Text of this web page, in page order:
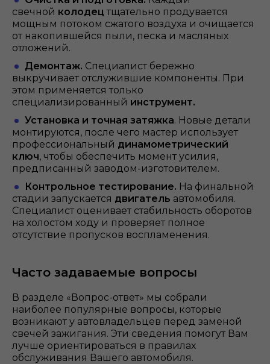
свечной колодец тщательно продувается
мощным потоком сжатого воздуха и очищается
от накопившейся пыли, песка и масляных
отложений.
Демонтаж. Специалист бережно
выкручивает отслужившие компоненты. При
этом применяется только
специализированный инструмент.
Установка и точная затяжка. Новые детали
монтируются, после чего мастер использует
профессиональный динамометрический
ключ, чтобы обеспечить момент усилия,
предписанный заводом-изготовителем.
Контрольное тестирование. На финальной
стадии запускается двигатель автомобиля.
Специалист оценивает стабильность оборотов
на холостом ходу и проверяет полное
отсутствие пропусков воспламенения.
Часто задаваемые вопросы
В разделе «Вопрос-ответ» мы собрали
наиболее популярные вопросы, которые
возникают у автовладельцев перед заменой
свечей зажигания. Эти сведения помогут Вам
лучше ориентироваться в правилах
обслуживания Вашего автомобиля.